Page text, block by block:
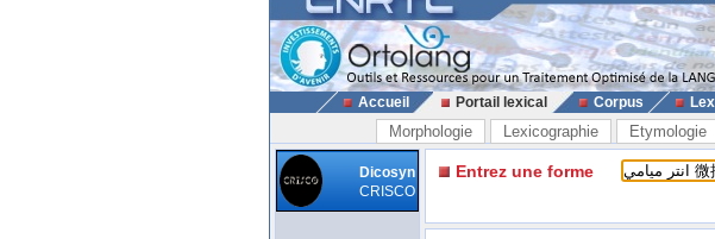
Accueil Portail lexical Corpus
Morphologie Lexicographie Etymologie
Dicosyn
CRISCO
Entrez une forme